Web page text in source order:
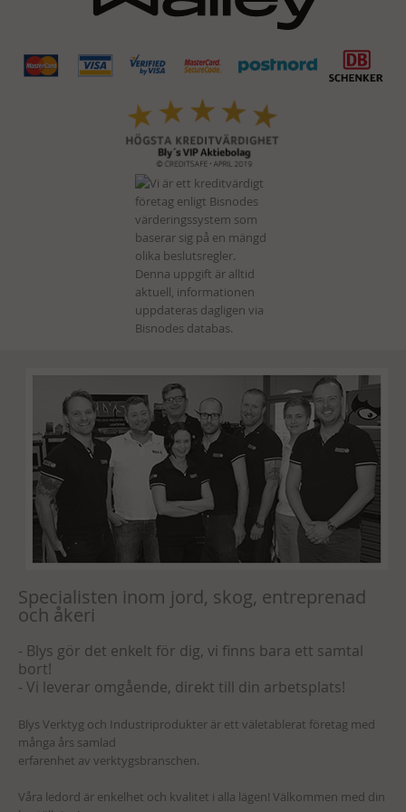
Specialisten inom jord, skog, entreprenad
och åkeri
- Blys gör det enkelt för dig, vi finns bara ett samtal
bort!
- Vi leverar omgående, direkt till din arbetsplats!
Blys Verktyg och Industriprodukter är ett väletablerat företag med
många års samlad
erfarenhet av verktygsbranschen.
Våra ledord är enkelhet och kvalitet i alla lägen! Välkommen med din